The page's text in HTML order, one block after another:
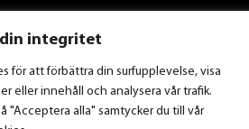
din integritet
för att förbättra din surfupplevelse, visa
eller innehåll och analysera vår trafik.
"Acceptera alla" samtycker du till vår